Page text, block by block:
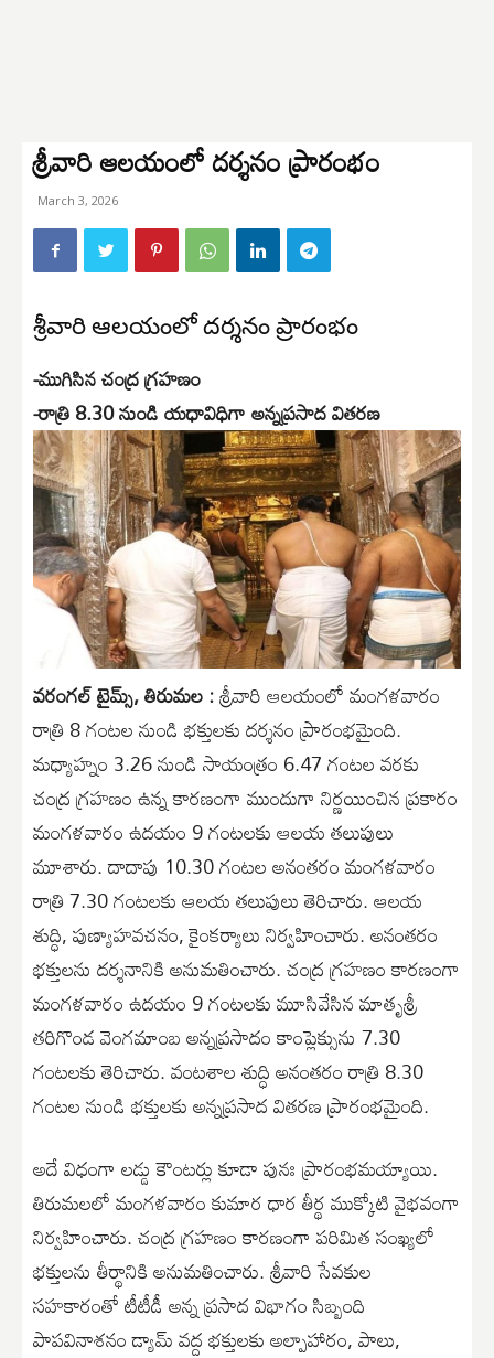
శ్రీ‌వారి ఆల‌యంలో ద‌ర్శ‌నం ప్రారంభం
March 3, 2026
శ్రీ‌వారి ఆల‌యంలో ద‌ర్శ‌నం ప్రారంభం
-ముగిసిన చంద్ర గ్ర‌హ‌ణం
-రాత్రి 8.30 నుండి య‌ధావిధిగా అన్న‌ప్ర‌సాద విత‌ర‌ణ‌
వరంగల్ టైమ్స్, తిరుమల :శ్రీ‌వారి ఆల‌యంలో మంగళవారం
రాత్రి 8 గంట‌ల నుండి భ‌క్తుల‌కు ద‌ర్శ‌నం ప్రారంభ‌మైంది.
మధ్యాహ్నం 3.26 నుండి సాయంత్రం 6.47 గంట‌ల వ‌ర‌కు
చంద్ర గ్రహణం ఉన్న కారణంగా ముందుగా నిర్ణ‌యించిన ప్ర‌కారం
మంగళవారం ఉదయం 9 గంట‌ల‌కు ఆల‌య త‌లుపులు
మూశారు. దాదాపు 10.30 గంట‌ల అనంత‌రం మంగళవారం
రాత్రి 7.30 గంట‌ల‌కు ఆల‌య త‌లుపులు తెరిచారు. ఆల‌య
శుద్ధి, పుణ్యాహ‌వ‌చ‌నం, కైంక‌ర్యాలు నిర్వ‌హించారు. అనంతరం
భక్తులను దర్శనానికి అనుమతించారు. చంద్ర గ్ర‌హ‌ణం కార‌ణంగా
మంగళవారం ఉదయం 9 గంట‌లకు మూసివేసిన మాతృశ్రీ
త‌రిగొండ వెంగ‌మాంబ అన్న‌ప్ర‌సాదం కాంప్లెక్సును 7.30
గంట‌లకు తెరిచారు. వంట‌శాల శుద్ధి అనంత‌రం రాత్రి 8.30
గంట‌ల నుండి భ‌క్తుల‌కు అన్న‌ప్ర‌సాద విత‌ర‌ణ ప్రారంభ‌మైంది.
అదే విధంగా లడ్డు కౌంటర్లు కూడా పునః ప్రారంభమయ్యాయి.
తిరుమలలో మంగళవారం కుమార ధార తీర్థ ముక్కోటి వైభవంగా
నిర్వహించారు. చంద్ర గ్రహణం కారణంగా పరిమిత సంఖ్యలో
భక్తులను తీర్థానికి అనుమతించారు. శ్రీవారి సేవకుల
సహకారంతో టీటీడీ అన్న ప్రసాద విభాగం సిబ్బంది
పాపవినాశనం డ్యామ్ వద్ద భక్తులకు అల్పాహారం, పాలు,